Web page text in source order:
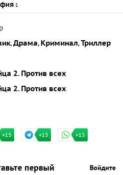
1
,Драма, Криминал,Триллер
2. Против всех
2. Против всех
+15 +15 +15
первый Войдите